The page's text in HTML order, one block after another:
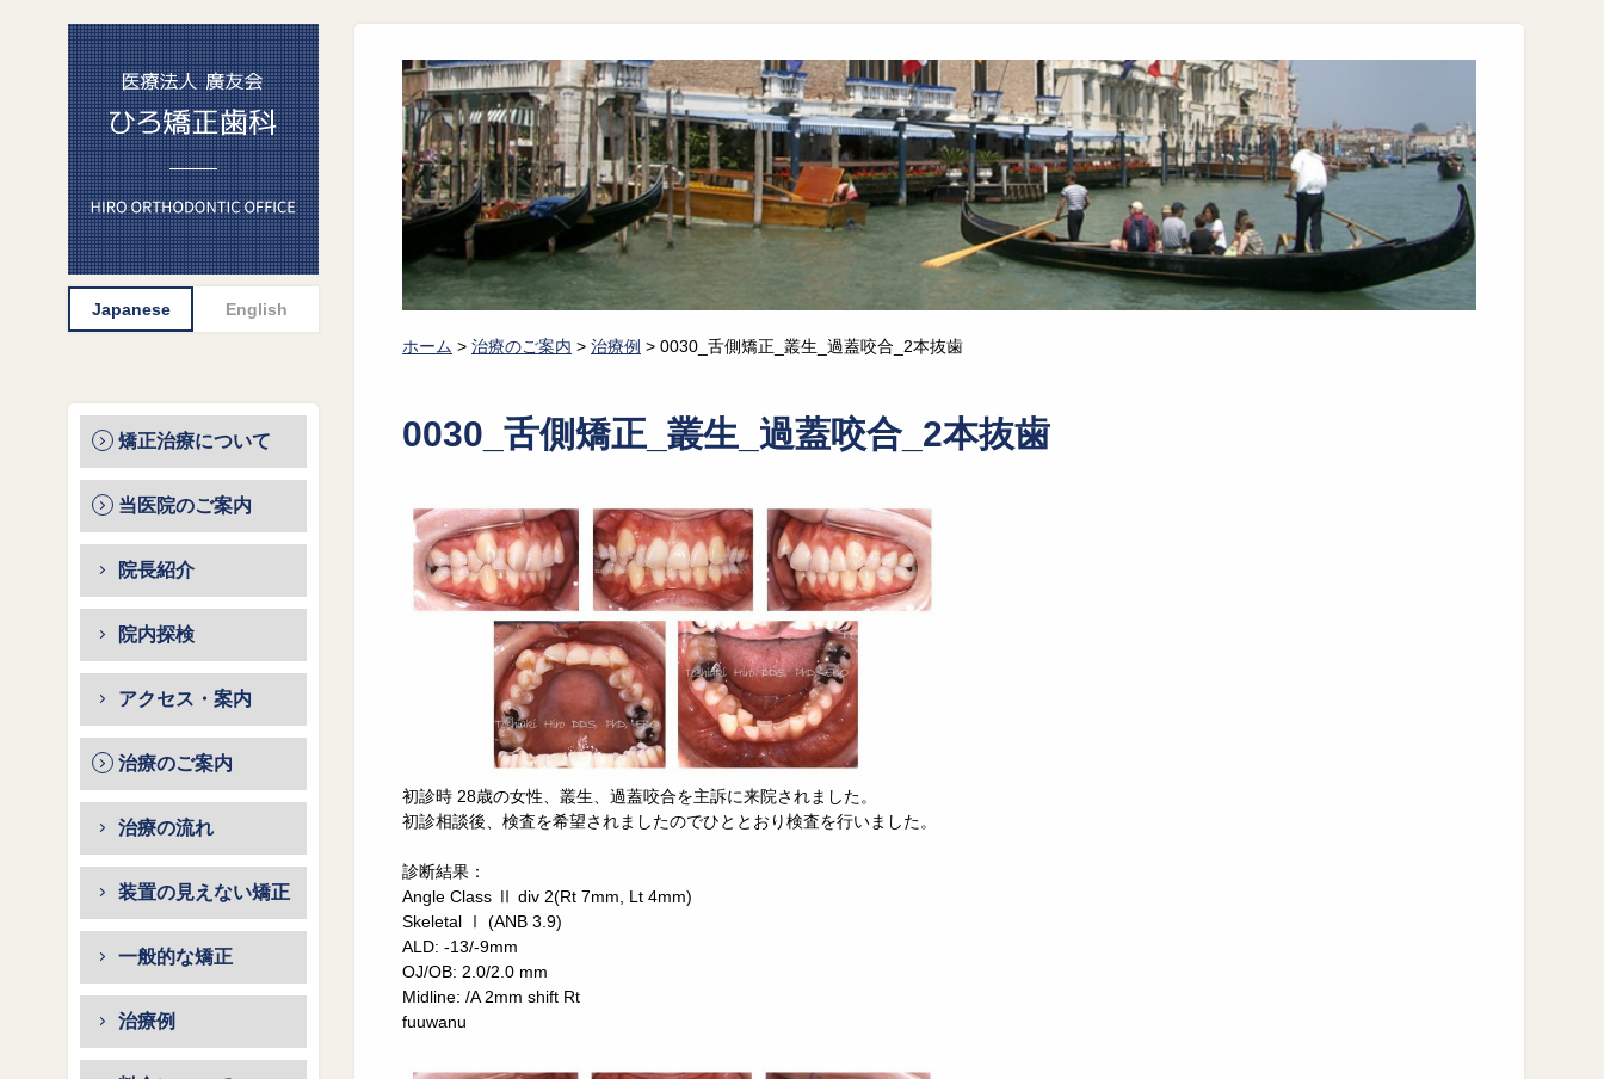
矯正治療について
当医院のご案内
院長紹介
院内探検
アクセス・案内
治療のご案内
治療の流れ
装置の見えない矯正
一般的な矯正
治療例
ホーム > 治療のご案内 > 治療例 > 0030_舌側矯正_叢生_過蓋咬合_2本抜歯
0030_舌側矯正_叢生_過蓋咬合_2本抜歯
初診時 28歳の女性、叢生、過蓋咬合を主訴に来院されました。
初診相談後、検査を希望されましたのでひととおり検査を行いました。
診断結果：
Angle Class Ⅱ div 2(Rt 7mm, Lt 4mm)
Skeletal Ⅰ (ANB 3.9)
ALD: -13/-9mm
OJ/OB: 2.0/2.0 mm
Midline: /A 2mm shift Rt
fuuwanu